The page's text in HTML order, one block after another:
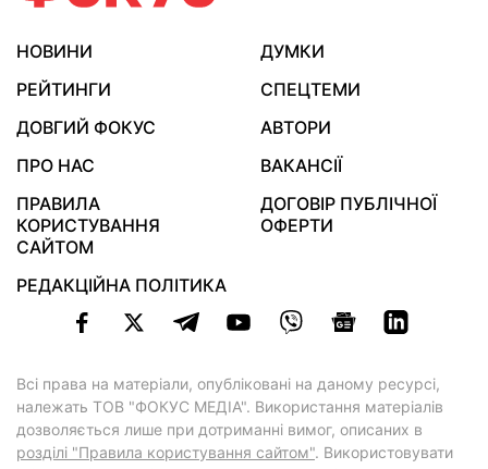
НОВИНИ
ДУМКИ
РЕЙТИНГИ
СПЕЦТЕМИ
ДОВГИЙ ФОКУС
АВТОРИ
ПРО НАС
ВАКАНСІЇ
ПРАВИЛА
КОРИСТУВАННЯ
САЙТОМ
ДОГОВІР ПУБЛІЧНОЇ
ОФЕРТИ
РЕДАКЦІЙНА ПОЛІТИКА
Всі права на матеріали, опубліковані на даному ресурсі,
належать ТОВ "ФОКУС МЕДІА". Використання матеріалів
дозволяється лише при дотриманні вимог, описаних в
розділі "Правила користування сайтом". Використовувати